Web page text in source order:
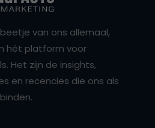
van ons allemaal,
hét platform voor
Het zijn de insights,
en recencies die ons als